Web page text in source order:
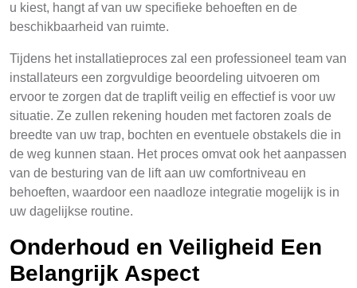
u kiest, hangt af van uw specifieke behoeften en de
beschikbaarheid van ruimte.
Tijdens het installatieproces zal een professioneel team van
installateurs een zorgvuldige beoordeling uitvoeren om
ervoor te zorgen dat de traplift veilig en effectief is voor uw
situatie. Ze zullen rekening houden met factoren zoals de
breedte van uw trap, bochten en eventuele obstakels die in
de weg kunnen staan. Het proces omvat ook het aanpassen
van de besturing van de lift aan uw comfortniveau en
behoeften, waardoor een naadloze integratie mogelijk is in
uw dagelijkse routine.
Onderhoud en Veiligheid Een
Belangrijk Aspect